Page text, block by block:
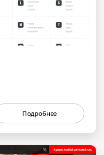
Подробнее